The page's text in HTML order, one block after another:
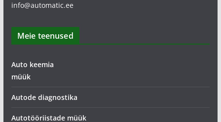
info@automatic.ee
Meie teenused
Auto keemia
müük
Autode diagnostika
Autotööriistade müük